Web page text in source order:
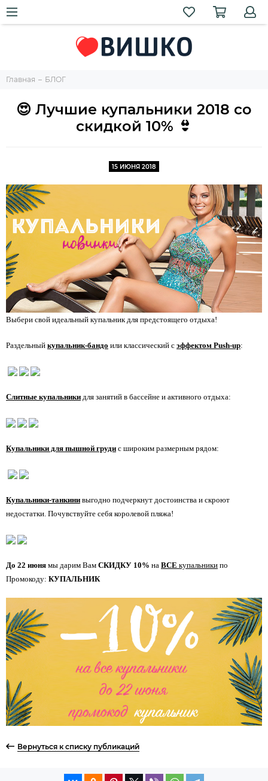
Главная БЛОГ
😍 Лучшие купальники 2018 со
скидкой 10% 👙
15 ИЮНЯ 2018
Выбери свой идеальный купальник для предстоящего отдыха!
Раздельный купальник-бандо или классический с эффектом Push-up:
Слитные купальники для занятий в бассейне и активного отдыха:
Купальники для пышной груди с широким размерным рядом:
Купальники-танкини выгодно подчеркнут достоинства и скроют
недостатки. Почувствуйте себя королевой пляжа!
До 22 июня мы дарим Вам СКИДКУ 10% на ВСЕ купальники по
Промокоду: КУПАЛЬНИК
Вернуться к списку публикаций